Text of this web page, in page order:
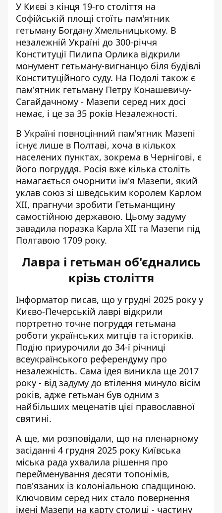
У Києві з кінця 19-го століття на
Софійській площі стоїть пам'ятник
гетьману Богдану Хмельницькому. В
незалежній Україні до 300-річчя
Конституції Пилипа Орлика відкрили
монумент гетьману-вигнанцю біля будівлі
Конституційного суду. На Подолі також є
пам'ятник гетьману Петру Конашевичу-
Сагайдачному - Мазепи серед них досі
немає, і це за 35 років Незалежності.
В Україні повноцінний пам'ятник Мазепі
існує лише в Полтаві, хоча в кількох
населених пунктах, зокрема в Чернігові, є
його погруддя. Росія вже кілька століть
намагається очорнити ім'я Мазепи, який
уклав союз зі шведським королем Карлом
XII, прагнучи зробити Гетьманщину
самостійною державою. Цьому задуму
завадила поразка Карла XII та Мазепи під
Полтавою 1709 року.
Лавра і гетьман об'єднались
крізь століття
Інформатор писав, що у грудні 2025 року у
Києво-Печерській лаврі відкрили
портретно точне погруддя гетьмана
роботи українських митців та істориків.
Подію приурочили до 34-ї річниці
всеукраїнського референдуму про
незалежність. Сама ідея виникла ще 2017
року - від задуму до втілення минуло вісім
років, адже гетьман був одним з
найбільших меценатів цієї православної
святині.
А ще, ми розповідали, що на пленарному
засіданні 4 грудня 2025 року Київська
міська рада ухвалила рішення про
перейменування десяти топонімів,
пов'язаних із колоніальною спадщиною.
Ключовим серед них стало повернення
імені Мазепи на карту столиці - частину